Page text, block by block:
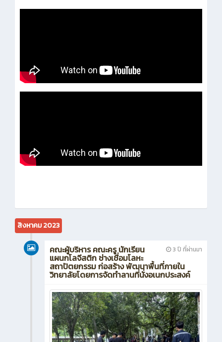
สิงหาคม 2023
3 ปี ที่ผ่านมา
คณะผู้บริหาร คณะครู นักเรียน
แผนกโลจีสติก ช่างเชื่อมโลหะ
สถาปัตยกรรม ก่อสร้าง พัฒนาพื้นที่ภายใน
วิทยาลัยโดยการจัดทำลานที่นั่งอเนกประสงค์